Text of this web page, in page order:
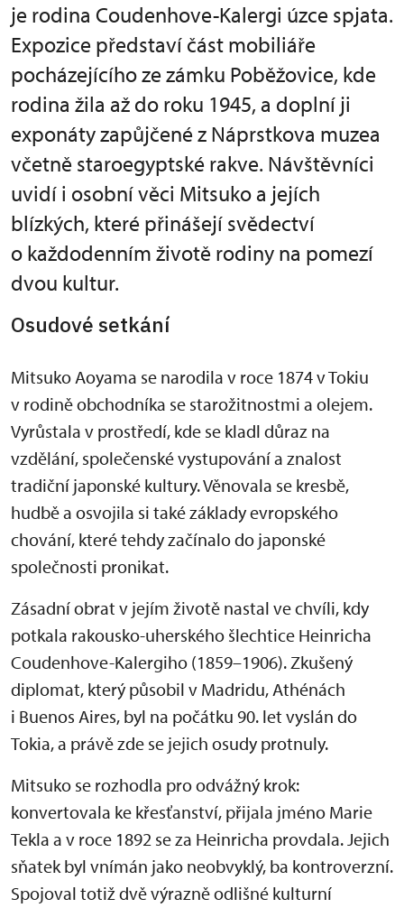
je rodina Coudenhove-Kalergi úzce spjata.
Expozice představí část mobiliáře
pocházejícího ze zámku Poběžovice, kde
rodina žila až do roku 1945, a doplní ji
exponáty zapůjčené z Náprstkova muzea
včetně staroegyptské rakve. Návštěvníci
uvidí i osobní věci Mitsuko a jejích
blízkých, které přinášejí svědectví
o každodenním životě rodiny na pomezí
dvou kultur.
Osudové setkání
Mitsuko Aoyama se narodila v roce 1874 v Tokiu
v rodině obchodníka se starožitnostmi a olejem.
Vyrůstala v prostředí, kde se kladl důraz na
vzdělání, společenské vystupování a znalost
tradiční japonské kultury. Věnovala se kresbě,
hudbě a osvojila si také základy evropského
chování, které tehdy začínalo do japonské
společnosti pronikat.
Zásadní obrat v jejím životě nastal ve chvíli, kdy
potkala rakousko-uherského šlechtice Heinricha
Coudenhove-Kalergiho (1859–1906). Zkušený
diplomat, který působil v Madridu, Athénách
i Buenos Aires, byl na počátku 90. let vyslán do
Tokia, a právě zde se jejich osudy protnuly.
Mitsuko se rozhodla pro odvážný krok:
konvertovala ke křesťanství, přijala jméno Marie
Tekla a v roce 1892 se za Heinricha provdala. Jejich
sňatek byl vnímán jako neobvyklý, ba kontroverzní.
Spojoval totiž dvě výrazně odlišné kulturní